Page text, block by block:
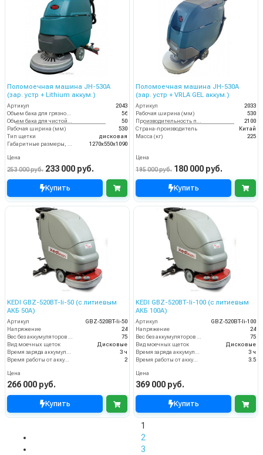
Поломоечная машина JH-530A
(зар. устр + Lithium аккум.)
Артикул
2043
56
50
Рабочая ширина (мм)
530
Тип щетки
дисковая
1270х550х1090
Цена
253 000 руб. 233 000 руб.
Купить
Поломоечная машина JH-530A
(зар. устр + VRLA GEL аккум.)
Артикул
2033
Рабочая ширина (мм)
530
2100
Страна-производитель
Китай
Масса (кг)
225
Цена
195 000 руб. 180 000 руб.
Купить
KEDI GBZ-520BT-li-50 (с литиевым
АКБ 50А)
Артикул
GBZ-520BT-li-50
Напряжение
24
Вес без аккумуляторов (кг)
75
Вид моечных щеток
Дисковые
Время заряда аккумуляторов
3 ч
Время работы от аккумуляторов (ч)
2
Цена
266 000 руб.
Купить
KEDI GBZ-520BT-li-100 (с литиевым
АКБ 100А)
Артикул
GBZ-520BT-li-100
Напряжение
24
Вес без аккумуляторов (кг)
75
Вид моечных щеток
Дисковые
Время заряда аккумуляторов
3 ч
Время работы от аккумуляторов (ч)
3.5
Цена
369 000 руб.
Купить
1
2
3